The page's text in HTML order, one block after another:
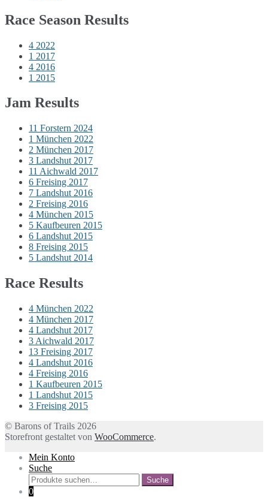
Race Season Results
4 2022
1 2017
4 2016
1 2015
Jam Results
11 Forstern 2024
1 München 2022
2 München 2017
3 Landshut 2017
11 Aichwald 2017
6 Freising 2017
7 Landshut 2016
2 Freising 2016
4 München 2015
5 Kaufbeuren 2015
6 Landshut 2015
8 Freising 2015
5 Landshut 2014
Race Results
4 München 2022
4 München 2017
4 Landshut 2017
3 Aichwald 2017
13 Freising 2017
4 Landshut 2016
4 Freising 2016
1 Kaufbeuren 2015
1 Landshut 2015
3 Freising 2015
© Barons of Trails 2026
Storefront gestaltet von WooCommerce.
Mein Konto
Suche
Suche
nach:
Suche
0